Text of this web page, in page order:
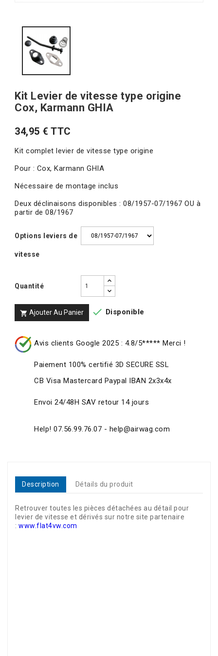
Kit Levier de vitesse type origine
Cox, Karmann GHIA
34,95 € TTC
Kit complet levier de vitesse type origine
Pour : Cox, Karmann GHIA
Nécessaire de montage inclus
Deux déclinaisons disponibles : 08/1957-07/1967 OU à
partir de 08/1967
Options leviers de
vitesse
Quantité
 Ajouter Au Panier  Disponible
Avis clients Google 2025 : 4.8/5***** Merci !
Paiement 100% certifié 3D SECURE SSL
CB Visa Mastercard Paypal IBAN 2x3x4x
Envoi 24/48H SAV retour 14 jours
Help! 07.56.99.76.07 - help@airwag.com
Description Détails du produit
Retrouver toutes les pièces détachées au détail pour
levier de vitesse et dérivés sur notre site partenaire
: www.flat4vw.com